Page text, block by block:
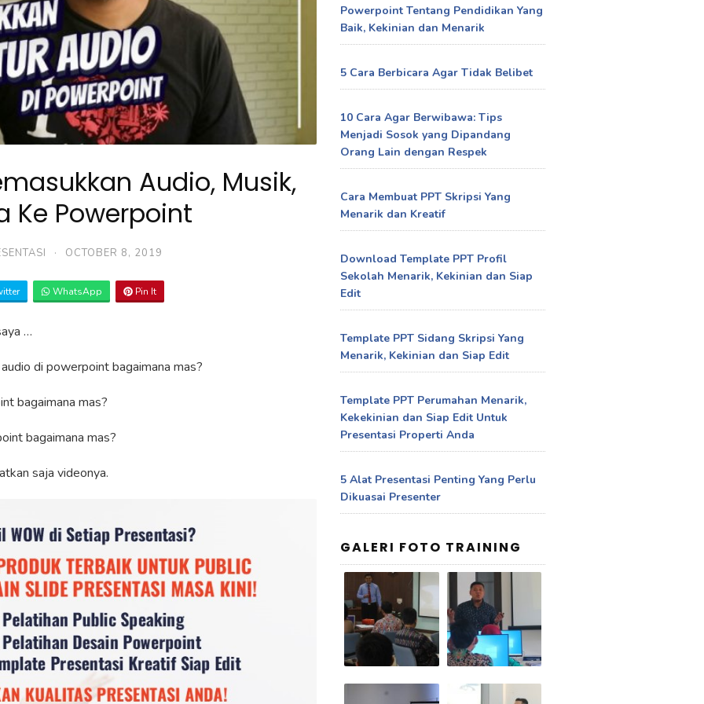
Audio, Musik,
Ke Powerpoint
· OCTOBER 8, 2019
WhatsApp Pin It
…
di powerpoint bagaimana mas?
bagaimana mas?
bagaimana mas?
saja videonya.
Powerpoint Tentang Pendidikan Yang
Baik, Kekinian dan Menarik
5 Cara Berbicara Agar Tidak Belibet
10 Cara Agar Berwibawa: Tips
Menjadi Sosok yang Dipandang
Orang Lain dengan Respek
Cara Membuat PPT Skripsi Yang
Menarik dan Kreatif
Download Template PPT Profil
Sekolah Menarik, Kekinian dan Siap
Edit
Template PPT Sidang Skripsi Yang
Menarik, Kekinian dan Siap Edit
Template PPT Perumahan Menarik,
Kekekinian dan Siap Edit Untuk
Presentasi Properti Anda
5 Alat Presentasi Penting Yang Perlu
Dikuasai Presenter
GALERI FOTO TRAINING